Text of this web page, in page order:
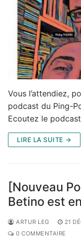
Vous l’attendiez,
podcast du Ping-
Ecoutez le
LIRE LA SUITE →
[Nouveau
Betino est
ARTUR LEG 21
0 COMMENTAIRE